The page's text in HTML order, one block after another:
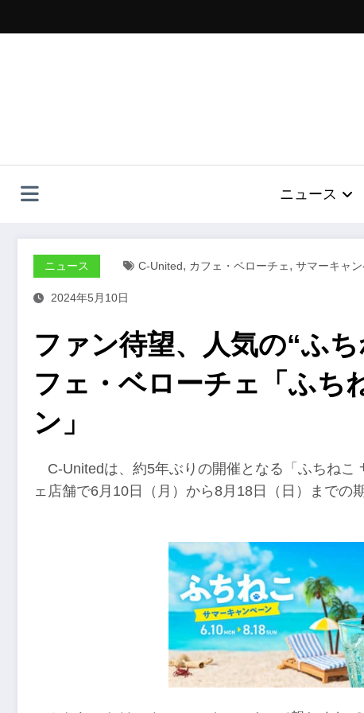
ッ
ニュース
ニュース C-United, カフェ・ベローチェ , サマーキャ
2024年5月10日
ファン待望、人気の“ふ
フェ・ベローチェ「ふち
ン」
C-Unitedは、約5年ぶりの開催となる「ふちね
ェ店舗で6月10日（月）から8月18日（日）までの